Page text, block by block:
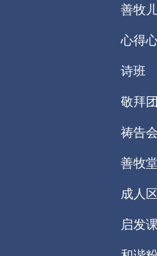
善牧
心得
诗班
敬拜
祷告会
善牧
成人
启发